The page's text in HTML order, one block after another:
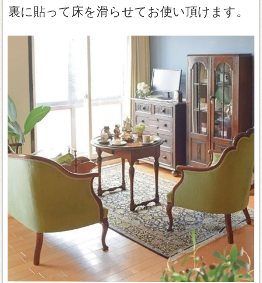
裏に貼って床を滑らせてお使い頂けます。